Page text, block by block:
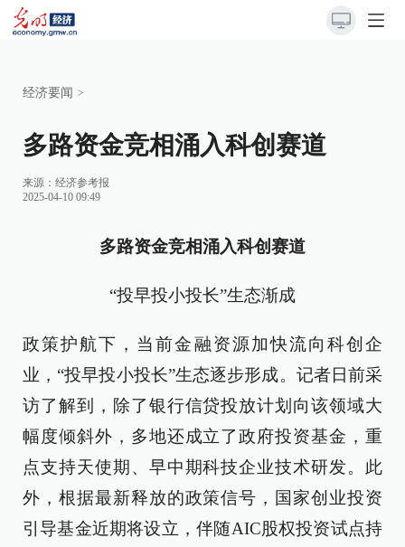
经济要闻 >
多路资金竞相涌入科创赛道
来源： 经济参考报
2025-04-10 09:49
多路资金竞相涌入科创赛道
“投早投小投长”生态渐成
政策护航下，当前金融资源加快流向科创企
业，“投早投小投长”生态逐步形成。记者日前采
访了解到，除了银行信贷投放计划向该领域大
幅度倾斜外，多地还成立了政府投资基金，重
点支持天使期、早中期科技企业技术研发。此
外，根据最新释放的政策信号，国家创业投资
引导基金近期将设立，伴随AIC股权投资试点持